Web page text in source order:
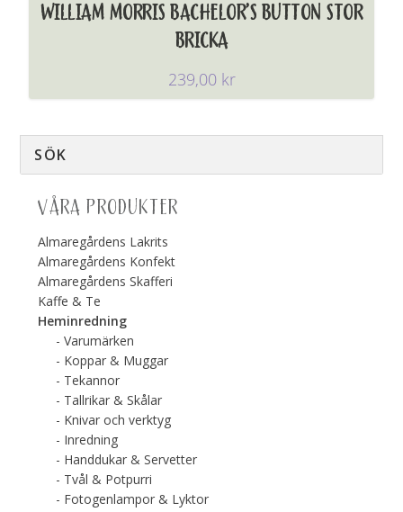
WILLIAM MORRIS BACHELOR’S BUTTON STOR
BRICKA
239,00 kr
VÅRA PRODUKTER
Almaregårdens Lakrits
Almaregårdens Konfekt
Almaregårdens Skafferi
Kaffe & Te
Heminredning
Varumärken
Koppar & Muggar
Tekannor
Tallrikar & Skålar
Knivar och verktyg
Inredning
Handdukar & Servetter
Tvål & Potpurri
Fotogenlampor & Lyktor